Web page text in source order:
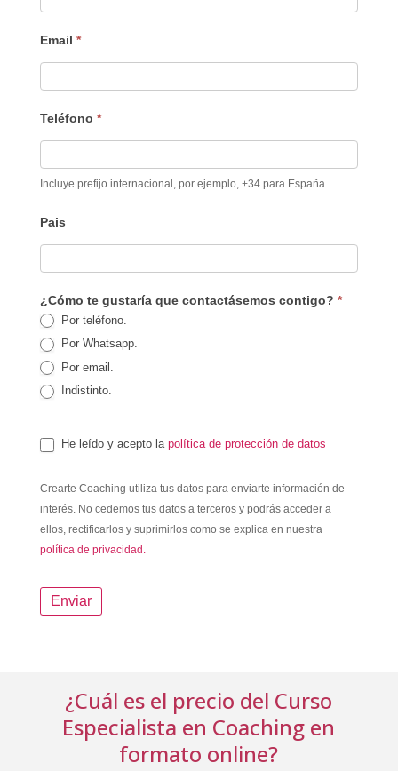
Email *
Teléfono *
Incluye prefijo internacional, por ejemplo, +34 para España.
Pais
¿Cómo te gustaría que contactásemos contigo? *
Por teléfono.
Por Whatsapp.
Por email.
Indistinto.
He leído y acepto la política de protección de datos
Crearte Coaching utiliza tus datos para enviarte información de
interés. No cedemos tus datos a terceros y podrás acceder a
ellos, rectificarlos y suprimirlos como se explica en nuestra
política de privacidad.
Enviar
¿Cuál es el precio del Curso
Especialista en Coaching en
formato online?